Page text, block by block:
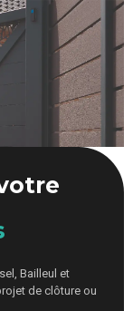
Bailleul et
de clôture ou